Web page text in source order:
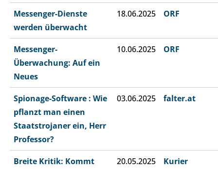
Messenger-Dienste
werden überwacht
18.06.2025 ORF
Messenger-
Überwachung: Auf ein
Neues
10.06.2025 ORF
Spionage-Software : Wie
pflanzt man einen
Staatstrojaner ein, Herr
Professor?
03.06.2025 falter.at
Breite Kritik: Kommt
20.05.2025 Kurier